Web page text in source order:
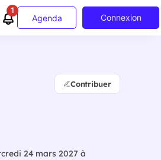
1
Agenda Connexion
24 mars 2027 à
Contribuer